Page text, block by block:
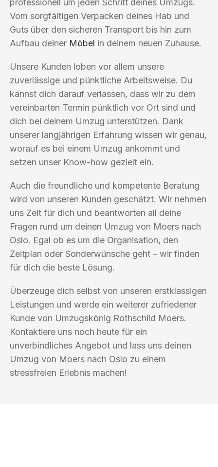
professionell um jeden Schritt deines Umzugs.
Vom sorgfältigen Verpacken deines Hab und
Guts über den sicheren Transport bis hin zum
Aufbau deiner Möbel in deinem neuen Zuhause.
Unsere Kunden loben vor allem unsere
zuverlässige und pünktliche Arbeitsweise. Du
kannst dich darauf verlassen, dass wir zu dem
vereinbarten Termin pünktlich vor Ort sind und
dich bei deinem Umzug unterstützen. Dank
unserer langjährigen Erfahrung wissen wir genau,
worauf es bei einem Umzug ankommt und
setzen unser Know-how gezielt ein.
Auch die freundliche und kompetente Beratung
wird von unseren Kunden geschätzt. Wir nehmen
uns Zeit für dich und beantworten all deine
Fragen rund um deinen Umzug von Moers nach
Oslo. Egal ob es um die Organisation, den
Zeitplan oder Sonderwünsche geht – wir finden
für dich die beste Lösung.
Überzeuge dich selbst von unseren erstklassigen
Leistungen und werde ein weiterer zufriedener
Kunde von Umzugskönig Rothschild Moers.
Kontaktiere uns noch heute für ein
unverbindliches Angebot und lass uns deinen
Umzug von Moers nach Oslo zu einem
stressfreien Erlebnis machen!